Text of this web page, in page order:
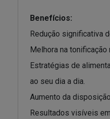
Benefícios:
Redução significativa
Melhora na tonificação
Estratégias de
ao seu dia a dia.
Aumento da
Resultados visíveis